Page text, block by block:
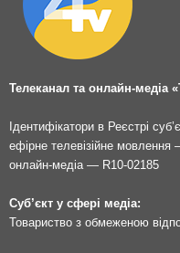
Телеканал та онлайн-медіа
Ідентифікатори в Реєстрі
ефірне телевізійне
онлайн-медіа — R10-02185
Суб’єкт у сфері медіа:
Товариство з обмеженою